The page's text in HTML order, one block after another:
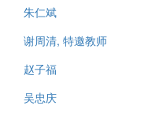
朱仁斌
谢周清, 特邀教师
赵子福
吴忠庆